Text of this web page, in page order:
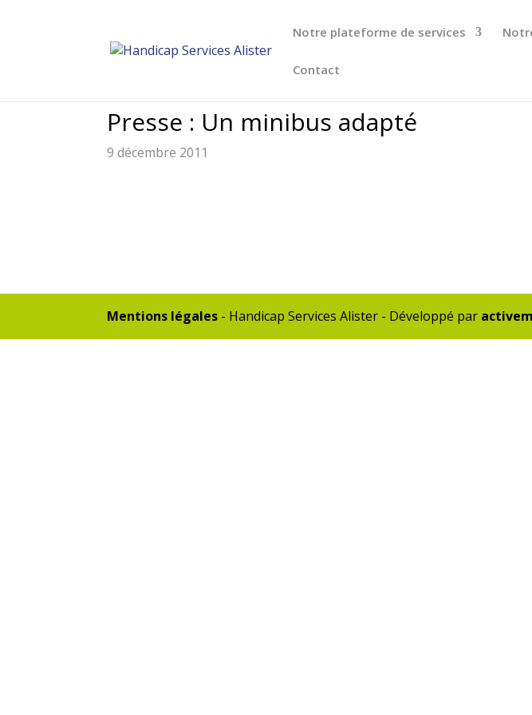
Notre plateforme de services
Contact
Presse : Un minibus adapté
9 décembre 2011
Mentions légales - Handicap Services Alister - Développé par